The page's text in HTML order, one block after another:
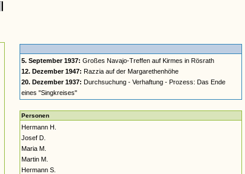
5. September 1937: Großes Navajo-Treffen auf Kirmes in Rösrath
12. Dezember 1947: Razzia auf der Margarethenhöhe
20. Dezember 1937: Durchsuchung - Verhaftung - Prozess: Das Ende
eines "Singkreises"
Personen
Hermann H.
Josef D.
Maria M.
Martin M.
Hermann S.